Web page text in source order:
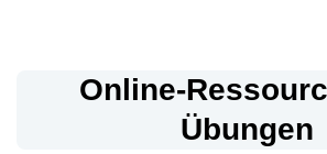
Online-
Übungen